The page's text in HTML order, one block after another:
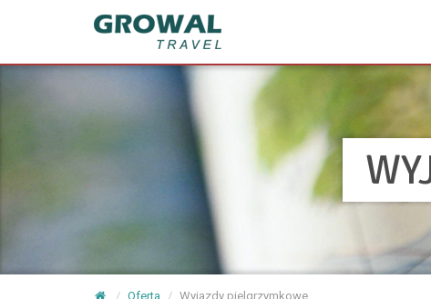
Oferta Wyjazdy pielgrzymkowe